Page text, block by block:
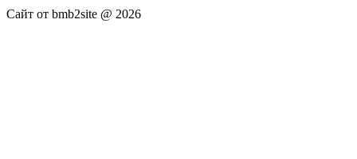
Сайт от bmb2site @ 2026